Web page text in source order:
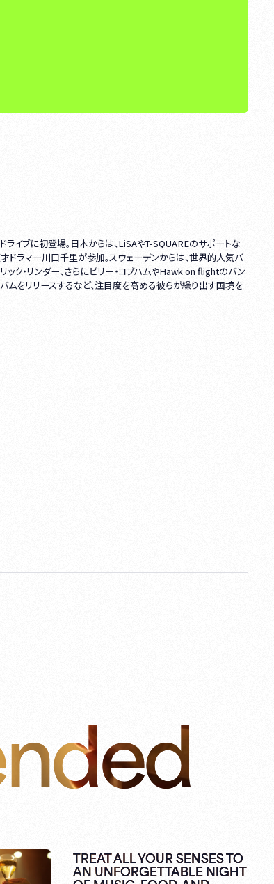
イブに初登場。日本からは、LiSAやT-SQUAREのサポートな
ドラマー川口千里が参加。スウェーデンからは、世界的人気バ
ク・リンダー、さらにビリー・コブハムやHawk on flightのバン
ムをリリースするなど、注目度を高める彼らが繰り出す国境を
TREAT ALL YOUR SENSES TO
AN UNFORGETTABLE NIGHT